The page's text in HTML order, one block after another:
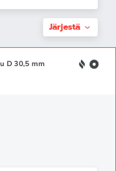
Järjestä
D 30,5 mm